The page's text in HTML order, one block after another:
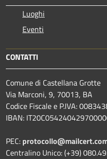
Luoghi
Eventi
CONTATTI
Comune di Castellana Grotte
Via Marconi, 9, 70013, BA
Codice Fiscale e P.IVA:
IBAN:
PEC:
Centralino Unico: (+39)